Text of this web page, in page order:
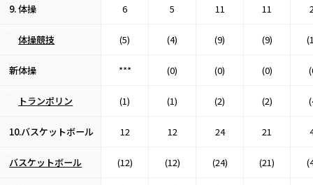
9. 体操 6 5 11 11
体操競技 (5) (4) (9) (9)
新体操 *** (0) (0) (0)
トランポリン (1) (1) (2) (2)
10.バスケットボール 12 12 24 21
バスケットボール (12) (12) (24) (21)